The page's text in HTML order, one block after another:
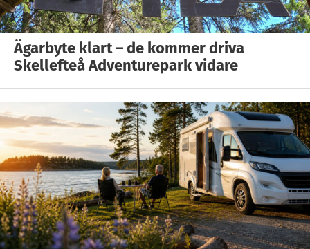
Ägarbyte klart – de kommer driva
Skellefteå Adventurepark vidare